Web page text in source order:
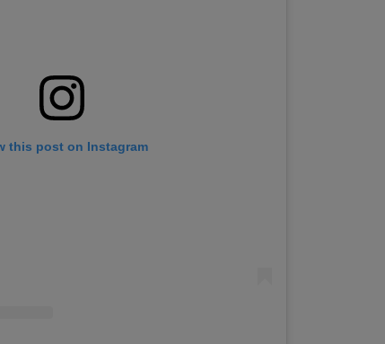
this post on Instagram